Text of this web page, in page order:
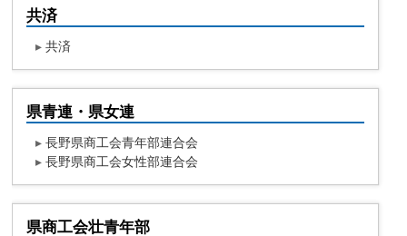
共済
▸共済
県青連・県女連
▸長野県商工会青年部連合会
▸長野県商工会女性部連合会
県商工会壮青年部